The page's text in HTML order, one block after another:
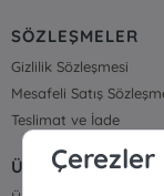
SÖZLEŞMELER
Gizlilik Sözleşmesi
Mesafeli Satış
Teslimat ve İade
ÜYELİK VE
Çerezler